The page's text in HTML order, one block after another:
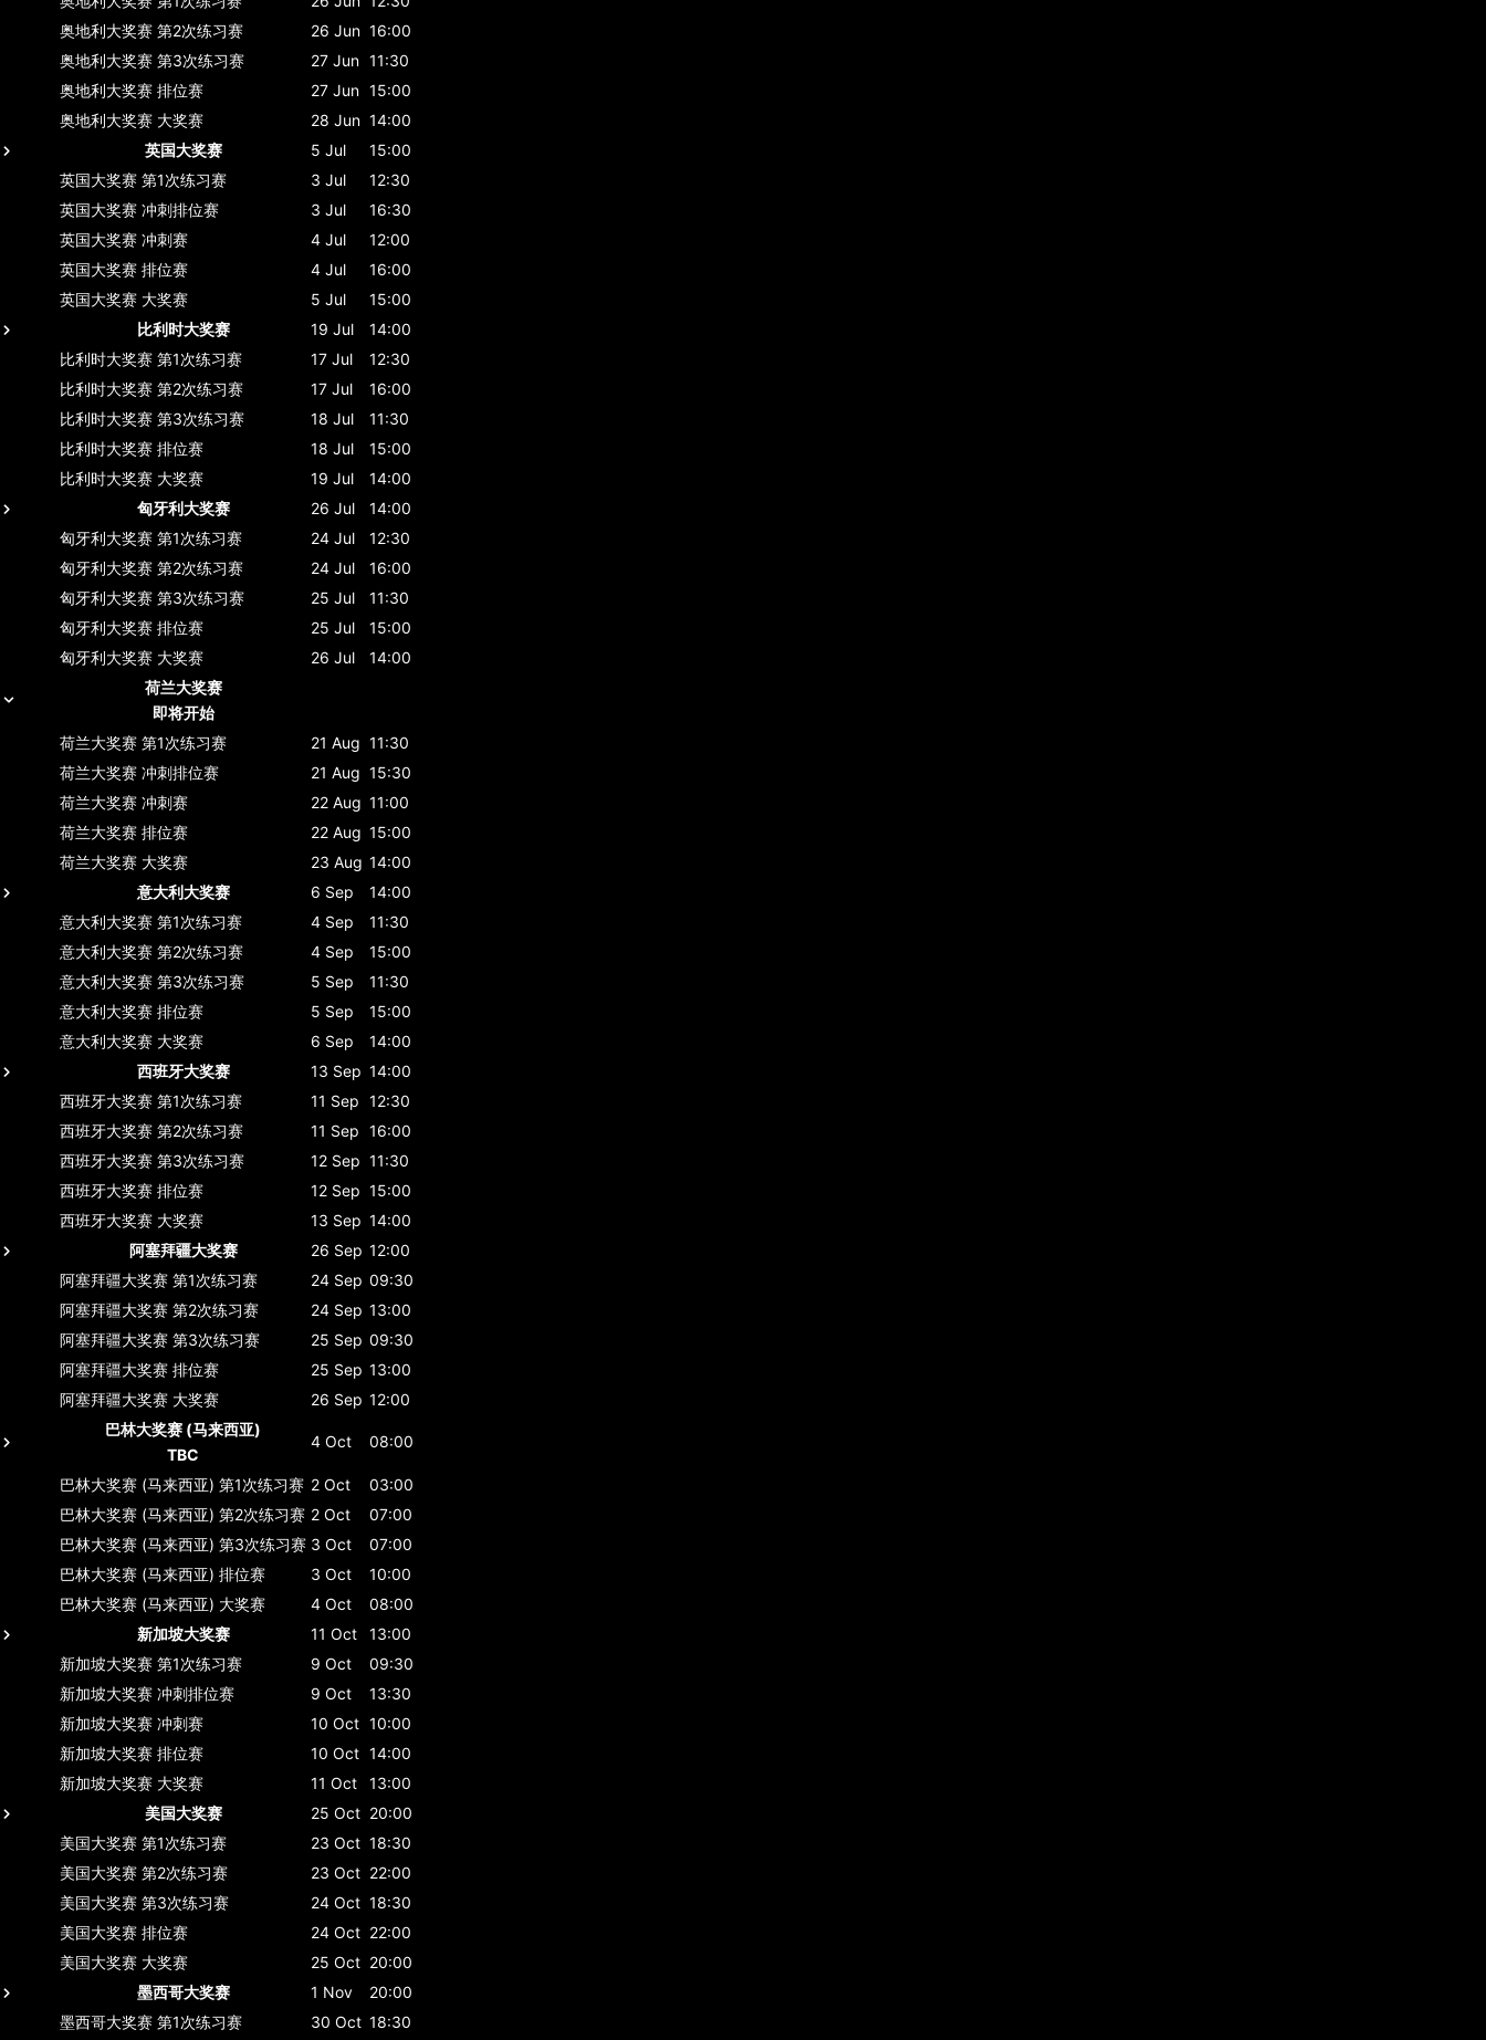
奥地利大奖赛 第2次练习赛 26 Jun 16:00
奥地利大奖赛 第3次练习赛 27 Jun 11:30
奥地利大奖赛 排位赛 27 Jun 15:00
奥地利大奖赛 大奖赛 28 Jun 14:00
英国大奖赛
5 Jul
15:00
英国大奖赛 第1次练习赛 3 Jul
12:30
英国大奖赛 冲刺排位赛 3 Jul
16:30
英国大奖赛 冲刺赛 4 Jul
12:00
英国大奖赛 排位赛 4 Jul
16:00
英国大奖赛 大奖赛 5 Jul
15:00
比利时大奖赛
19 Jul
14:00
比利时大奖赛 第1次练习赛 17 Jul
12:30
比利时大奖赛 第2次练习赛 17 Jul
16:00
比利时大奖赛 第3次练习赛 18 Jul
11:30
比利时大奖赛 排位赛 18 Jul
15:00
比利时大奖赛 大奖赛 19 Jul
14:00
匈牙利大奖赛
26 Jul
14:00
匈牙利大奖赛 第1次练习赛 24 Jul
12:30
匈牙利大奖赛 第2次练习赛 24 Jul
16:00
匈牙利大奖赛 第3次练习赛 25 Jul
11:30
匈牙利大奖赛 排位赛 25 Jul
15:00
匈牙利大奖赛 大奖赛 26 Jul
14:00
荷兰大奖赛
即将开始
荷兰大奖赛 第1次练习赛 21 Aug 11:30
荷兰大奖赛 冲刺排位赛 21 Aug 15:30
荷兰大奖赛 冲刺赛 22 Aug 11:00
荷兰大奖赛 排位赛 22 Aug 15:00
荷兰大奖赛 大奖赛 23 Aug 14:00
意大利大奖赛
6 Sep
14:00
意大利大奖赛 第1次练习赛 4 Sep
11:30
意大利大奖赛 第2次练习赛 4 Sep
15:00
意大利大奖赛 第3次练习赛 5 Sep
11:30
意大利大奖赛 排位赛 5 Sep
15:00
意大利大奖赛 大奖赛 6 Sep
14:00
西班牙大奖赛
13 Sep 14:00
西班牙大奖赛 第1次练习赛 11 Sep 12:30
西班牙大奖赛 第2次练习赛 11 Sep 16:00
西班牙大奖赛 第3次练习赛 12 Sep 11:30
西班牙大奖赛 排位赛 12 Sep 15:00
西班牙大奖赛 大奖赛 13 Sep 14:00
阿塞拜疆大奖赛
26 Sep 12:00
阿塞拜疆大奖赛 第1次练习赛 24 Sep 09:30
阿塞拜疆大奖赛 第2次练习赛 24 Sep 13:00
阿塞拜疆大奖赛 第3次练习赛 25 Sep 09:30
阿塞拜疆大奖赛 排位赛 25 Sep 13:00
阿塞拜疆大奖赛 大奖赛 26 Sep 12:00
巴林大奖赛 (马来西亚)
TBC
4 Oct 08:00
巴林大奖赛 (马来西亚) 第1次练习赛 2 Oct
03:00
巴林大奖赛 (马来西亚) 第2次练习赛 2 Oct
07:00
巴林大奖赛 (马来西亚) 第3次练习赛 3 Oct
07:00
巴林大奖赛 (马来西亚) 排位赛 3 Oct
10:00
巴林大奖赛 (马来西亚) 大奖赛 4 Oct
08:00
新加坡大奖赛
11 Oct
13:00
新加坡大奖赛 第1次练习赛 9 Oct
09:30
新加坡大奖赛 冲刺排位赛 9 Oct
13:30
新加坡大奖赛 冲刺赛 10 Oct 10:00
新加坡大奖赛 排位赛 10 Oct 14:00
新加坡大奖赛 大奖赛 11 Oct
13:00
美国大奖赛
25 Oct 20:00
美国大奖赛 第1次练习赛 23 Oct 18:30
美国大奖赛 第2次练习赛 23 Oct 22:00
美国大奖赛 第3次练习赛 24 Oct 18:30
美国大奖赛 排位赛 24 Oct 22:00
美国大奖赛 大奖赛 25 Oct 20:00
墨西哥大奖赛
1 Nov
20:00
墨西哥大奖赛 第1次练习赛 30 Oct 18:30